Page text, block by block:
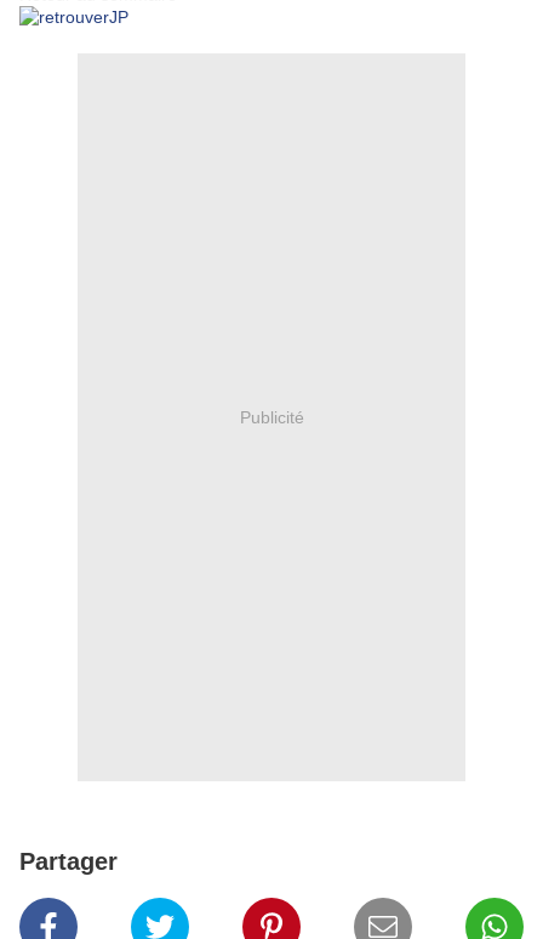
Publicité
Partager